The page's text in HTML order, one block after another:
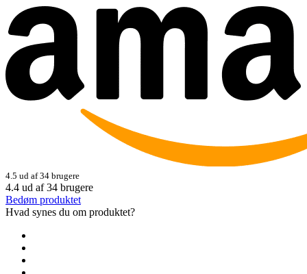
4.5 ud af 34 brugere
4.4 ud af34 brugere
Bedøm produktet
Hvad synes du om produktet?